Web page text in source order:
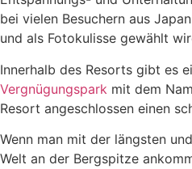
bei vielen Besuchern aus
und als Fotokulisse gewählt
Innerhalb des Resorts gibt es
Vergnügungspark mit dem
Resort angeschlossen einen
Wenn man mit der längsten
Welt an der Bergspitze